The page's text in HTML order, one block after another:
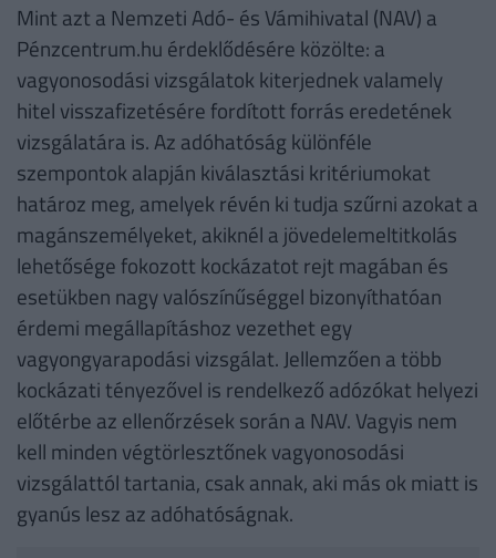
Mint azt a Nemzeti Adó- és Vámihivatal (NAV) a
Pénzcentrum.hu érdeklődésére közölte: a
vagyonosodási vizsgálatok kiterjednek valamely
hitel visszafizetésére fordított forrás eredetének
vizsgálatára is. Az adóhatóság különféle
szempontok alapján kiválasztási kritériumokat
határoz meg, amelyek révén ki tudja szűrni azokat a
magánszemélyeket, akiknél a jövedelemeltitkolás
lehetősége fokozott kockázatot rejt magában és
esetükben nagy valószínűséggel bizonyíthatóan
érdemi megállapításhoz vezethet egy
vagyongyarapodási vizsgálat. Jellemzően a több
kockázati tényezővel is rendelkező adózókat helyezi
előtérbe az ellenőrzések során a NAV. Vagyis nem
kell minden végtörlesztőnek vagyonosodási
vizsgálattól tartania, csak annak, aki más ok miatt is
gyanús lesz az adóhatóságnak.